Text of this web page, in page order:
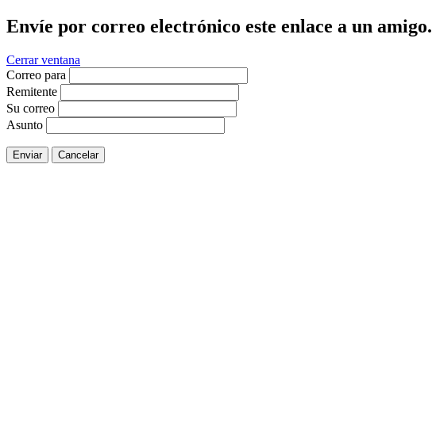
Envíe por correo electrónico este enlace a un amigo.
Cerrar ventana
Correo para
Remitente
Su correo
Asunto
Enviar Cancelar